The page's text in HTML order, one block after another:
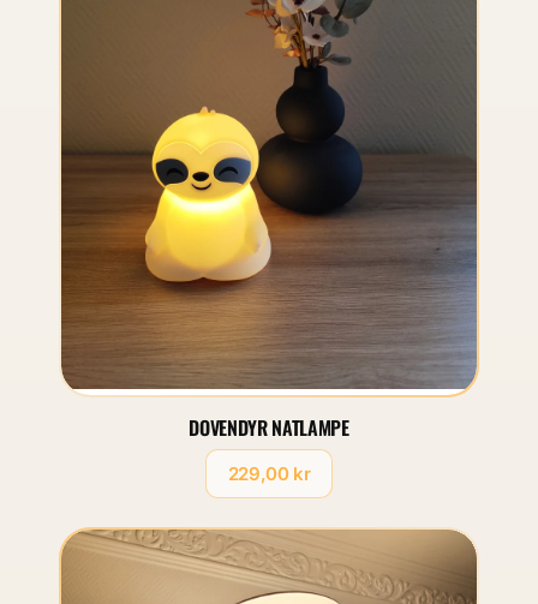
DOVENDYR NATLAMPE
229,00 kr